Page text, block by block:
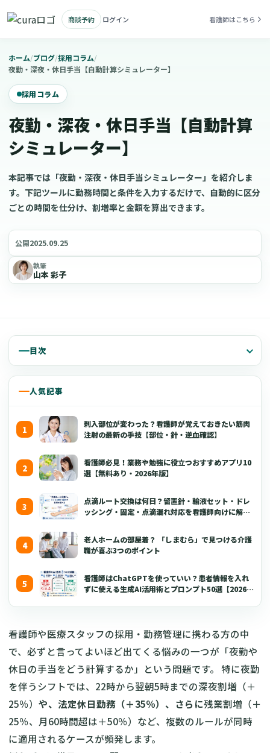
商談予約 ログイン 看護師はこちら
ホーム/ブログ/採用コラム/
夜勤・深夜・休日手当【自動計算シミュレーター】
採用コラム
夜勤・深夜・休日手当【自動計算
シミュレーター】
本記事では「夜勤・深夜・休日手当シミュレーター」を紹介しま
す。下記ツールに勤務時間と条件を入力するだけで、自動的に区分
ごとの時間を仕分け、割増率と金額を算出できます。
公開2025.09.25
執筆
山本 彩子
目次
人気記事
刺入部位が変わった？看護師が覚えておきたい筋肉
注射の最新の手技【部位・針・逆血確認】
看護師必見！業務や勉強に役立つおすすめアプリ10
選【無料あり・2026年版】
点滴ルート交換は何日？留置針・輸液セット・ドレ
ッシング・固定・点滴漏れ対応を看護師向けに解説
老人ホームの部屋着？ 「しまむら」で見つける介護
職が喜ぶ3つのポイント
看護師はChatGPTを使っていい？患者情報を入れ
ずに使える生成AI活用術とプロンプト50選【2026年
看護師や医療スタッフの採用・勤務管理に携わる方の中
で、必ずと言ってよいほど出てくる悩みの一つが「夜勤や
休日の手当をどう計算するか」という問題です。 特に夜勤
を伴うシフトでは、22時から翌朝5時までの深夜割増（＋
25％） や、法定休日勤務（＋35％）、さらに残業割増（＋
25％、月60時間超は＋50％）など、複数のルールが同時
に適用されるケースが頻発します。